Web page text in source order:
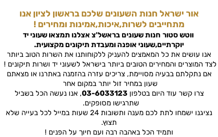
אור ישראל חנות השעונים שלכם בראשון לציון אנו
מתחייבים לשרות,איכות,אמינות ומחירים !
ווטש סטור חנות שעונים בראשל'צ אצלנו תמצאו שעוני יד
יוקרתיים,שעוני אופנה ומעבדת תיקונים מקצועית.
אנו עושים את כל המאמצים להעניק ללקוחותנו את השרות הטוב ביותר
לצד המוצרים והמחירים הטובים ביותר בישראל לשעוני יד ושרות תיקונים !
אם נתקלתם בבעיה מסויימת, צריכים עזרה בהזמנה באתרנו או מצאתם
שעון במחיר זול יותר במקום אחר
צרו קשר עוד היום בטלפון03-6033123, אנו נעשה הכל בשביל
שתרגישו מסופקים.
נציגנו ישמחו לתת לכם מענה ותשובות 24 שעות במייל לכל בעייה שלא
תצוץ.
ותמיד הכל באהבה רבה ועם חיוך על הפנים !